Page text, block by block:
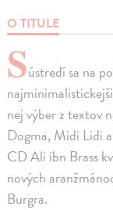
O TITULE
Sústredí sa na
nej výber z textov
Dogma, Midi Lidi
CD Ali ibn Brass
nových
Burgra.